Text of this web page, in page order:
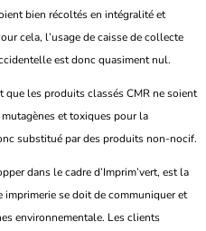
bien récoltés en intégralité et
cela, l’usage de caisse de collecte
est donc quasiment nul.
que les produits classés CMR ne soient
et toxiques pour la
substitué par des produits non-nocif.
dans le cadre d’Imprim’vert, est la
se doit de communiquer et
environnementale. Les clients